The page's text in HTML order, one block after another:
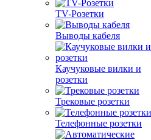
TV-Розетки
Выводы кабеля
Каучуковые вилки и
розетки
Трековые розетки
Телефонные розетки